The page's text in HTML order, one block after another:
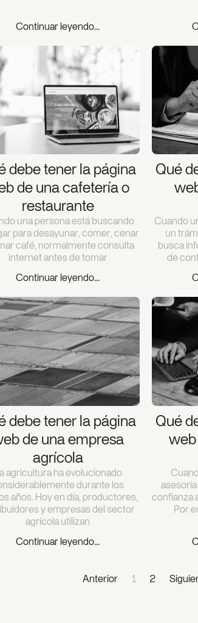
Continuar leyendo...
debe tener la página
de una cafetería o
restaurante
una persona está buscando
para desayunar, comer, cenar
café, normalmente consulta
internet antes de tomar
Continuar leyendo...
Qué
Cuando
un
busca
de
debe tener la página
de una empresa
agrícola
agricultura ha evolucionado
durante los
años. Hoy en día, productores,
y empresas del sector
agrícola utilizan
Continuar leyendo...
Qué
web
confianza
Por
Anterior 1 2